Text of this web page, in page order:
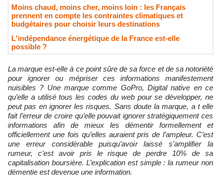
Moins chaud, moins cher, moins loin : les Français
prennent en compte les contraintes climatiques et
budgétaires pour choisir leurs destinations
L'indépendance énergétique de la France est-elle
possible ?
La marque est-elle à ce point sûre de sa force et de sa notoriété
pour ignorer ou mépriser ces informations manifestement
nuisibles ? Une marque comme GoPro, Digital native en ce
qu’elle a utilisé tous les codes du web pour se développer, ne
peut pas en ignorer les risques. Sans doute la marque, a t elle
fait l’erreur de croire qu’elle pouvait ignorer stratégiquement ces
informations afin de mieux les démentir formellement et
officiellement une fois qu’elles auraient pris de l’ampleur. C’est
une erreur considérable puisqu’avoir laissé s’amplifier la
rumeur, c’est avoir pris le risque de perdre 10% de sa
capitalisation boursière. L’explication est simple : la rumeur non
démentie est devenue une information.